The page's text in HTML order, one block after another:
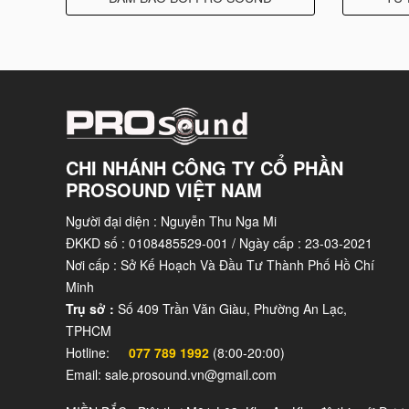
EBP: 238 Hz
Overall Diameter: 315 mm (12.4 in)
Baffle Cutout Diameter: 283.0 mm (11.1 in)
Depth: 141 mm (5.5 in)
Flange and Gasket Thickness: 14 mm (0.55 in)
Air Volume Occupied by Driver 2.5 dm3 (0.08 ft 3)
Net Weight: 3.9 kg (8.6 lb)
Shipping Units: 1
Shipping Weight: 4.8 kg (10.58 lb)
Shipping Box: 360x360x200 mm
Features
800 W continuous program power capacity
76 mm (3 in) aluminium voice coil
CHI NHÁNH CÔNG TY CỔ PHẦN
PROSOUND VIỆT NAM
Người đại diện : Nguyễn Thu Nga Mi
ĐKKD số : 0108485529-001 / Ngày cấp : 23-03-2021
Nơi cấp : Sở Kế Hoạch Và Đầu Tư Thành Phố Hồ Chí
Minh
Trụ sở : Số 409 Trần Văn Giàu, Phường An Lạc,
TPHCM
Hotline:
077 789 1992 (8:00-20:00)
Email: sale.prosound.vn@gmail.com